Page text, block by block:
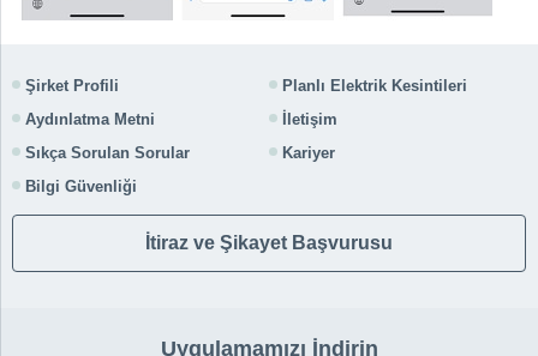
Şirket Profili
Planlı Elektrik Kesintileri
Aydınlatma Metni
İletişim
Sıkça Sorulan Sorular
Kariyer
Bilgi Güvenliği
İtiraz ve Şikayet Başvurusu
Uygulamamızı İndirin